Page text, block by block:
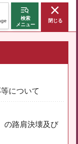
検索
メニュー
閉じる
について
の路肩決壊及び